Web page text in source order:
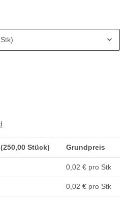
Stück) Grundpreis
0,02 € pro Stk
0,02 € pro Stk